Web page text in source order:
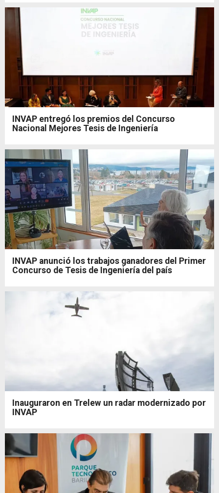
INVAP entregó los premios del Concurso
Nacional Mejores Tesis de Ingeniería
INVAP anunció los trabajos ganadores del Primer
Concurso de Tesis de Ingeniería del país
Inauguraron en Trelew un radar modernizado por
INVAP